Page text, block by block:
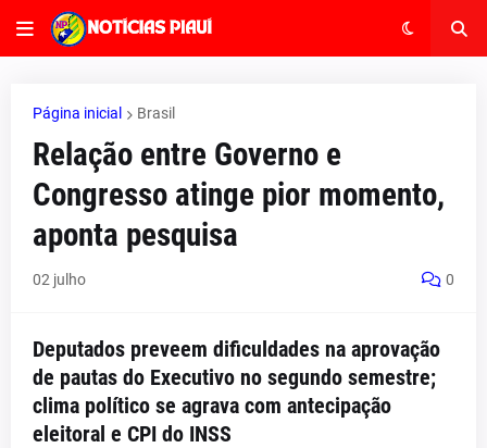
Página inicial Brasil
Relação entre Governo e
Congresso atinge pior momento,
aponta pesquisa
02 julho 0
Deputados preveem dificuldades na aprovação
de pautas do Executivo no segundo semestre;
clima político se agrava com antecipação
eleitoral e CPI do INSS